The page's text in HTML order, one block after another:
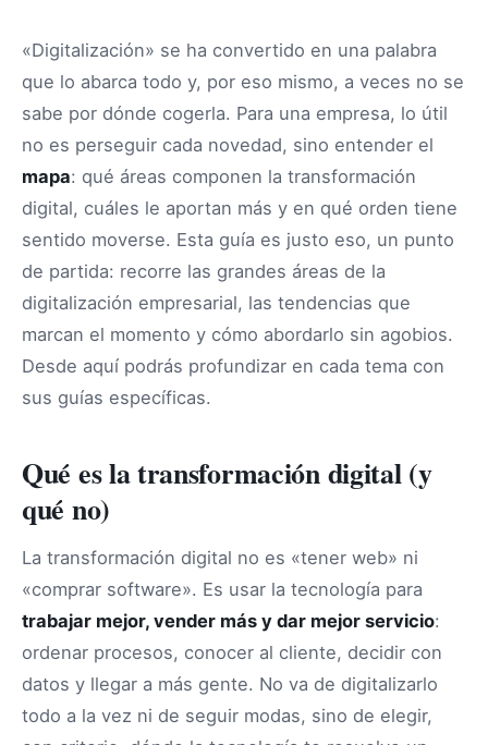
«Digitalización» se ha convertido en una palabra
que lo abarca todo y, por eso mismo, a veces no se
sabe por dónde cogerla. Para una empresa, lo útil
no es perseguir cada novedad, sino entender el
mapa: qué áreas componen la transformación
digital, cuáles le aportan más y en qué orden tiene
sentido moverse. Esta guía es justo eso, un punto
de partida: recorre las grandes áreas de la
digitalización empresarial, las tendencias que
marcan el momento y cómo abordarlo sin agobios.
Desde aquí podrás profundizar en cada tema con
sus guías específicas.
Qué es la transformación digital (y
qué no)
La transformación digital no es «tener web» ni
«comprar software». Es usar la tecnología para
trabajar mejor, vender más y dar mejor servicio:
ordenar procesos, conocer al cliente, decidir con
datos y llegar a más gente. No va de digitalizarlo
todo a la vez ni de seguir modas, sino de elegir,